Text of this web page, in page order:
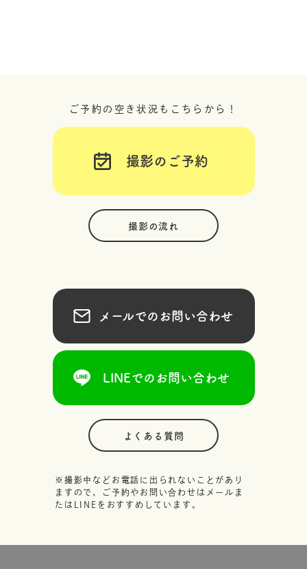
ご予約の空き状況もこちらから！
撮影のご予約
撮影の流れ
メールでのお問い合わせ
LINEでのお問い合わせ
よくある質問
※撮影中などお電話に出られないことがあり
ますので、ご予約やお問い合わせはメールま
たはLINEをおすすめしています。